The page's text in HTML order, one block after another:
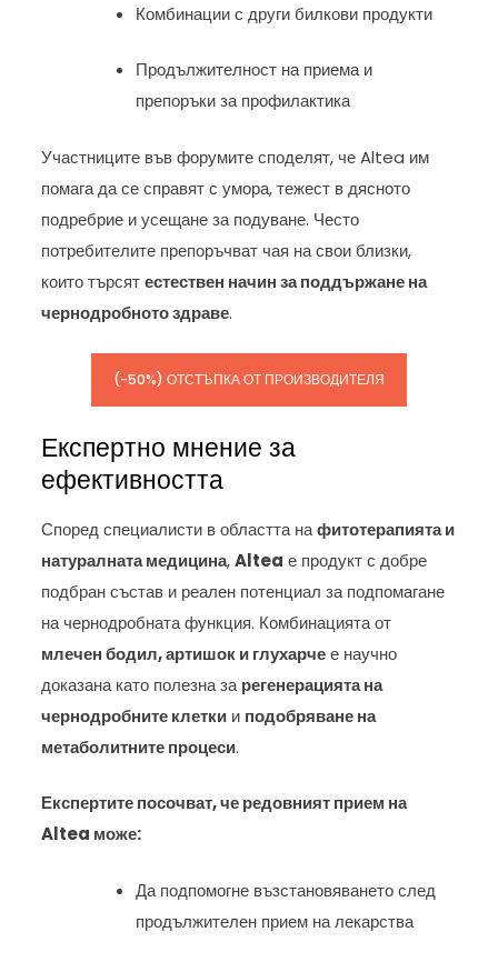
Комбинации с други билкови продукти
Продължителност на приема и
препоръки за профилактика
Участниците във форумите споделят, че Altea им
помага да се справят с умора, тежест в дясното
подребрие и усещане за подуване. Често
потребителите препоръчват чая на свои близки,
които търсятестествен начин за поддържане на
чернодробното здраве.
(-50%) ОТСТЪПКА ОТ ПРОИЗВОДИТЕЛЯ
Експертно мнение за
ефективността
Според специалисти в областта нафитотерапията и
натуралната медицина,Altea е продукт с добре
подбран състав и реален потенциал за подпомагане
на чернодробната функция. Комбинацията от
млечен бодил, артишок и глухарчее научно
доказана като полезна зарегенерацията на
чернодробните клетки и подобряване на
метаболитните процеси.
Експертите посочват, че редовният прием на
Altea може:
Да подпомогне възстановяването след
продължителен прием на лекарства